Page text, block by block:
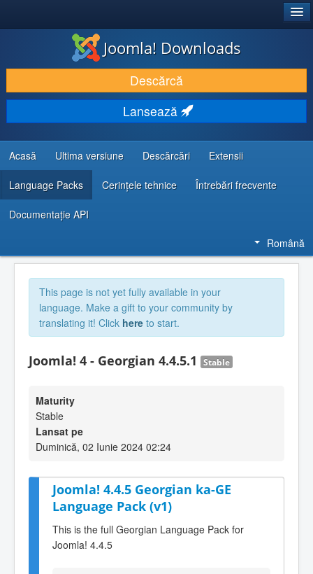
DESCARCĂ & ȘI EXTINDE
DESCOPERĂ & ÎNVAȚĂ
COMUNITATE & SUPORT
RESURSE DEZVOLTATORI
Joomla! Downloads
Descărcă
Lansează
Acasă Ultima versiune Descărcări Extensii
Language Packs Cerințele tehnice Întrebări frecvente
Documentaţie API
Română
This page is not yet fully available in your
language. Make a gift to your community by
translating it! Click here to start.
Joomla! 4 - Georgian 4.4.5.1 Stable
Maturity
Stable
Lansat pe
Duminică, 02 Iunie 2024 02:24
Joomla! 4.4.5 Georgian ka-GE
Language Pack (v1)
This is the full Georgian Language Pack for
Joomla! 4.4.5